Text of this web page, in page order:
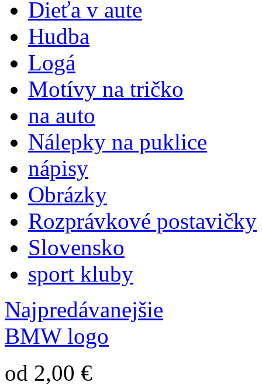
Dieťa v aute
Hudba
Logá
Motívy na tričko
na auto
Nálepky na puklice
nápisy
Obrázky
Rozprávkové postavičky
Slovensko
sport kluby
Najpredávanejšie
BMW logo
od 2,00 €